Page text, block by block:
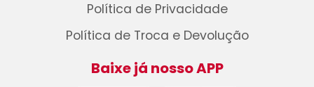
Política de Privacidade
Política de Troca e Devolução
Baixe já nosso APP